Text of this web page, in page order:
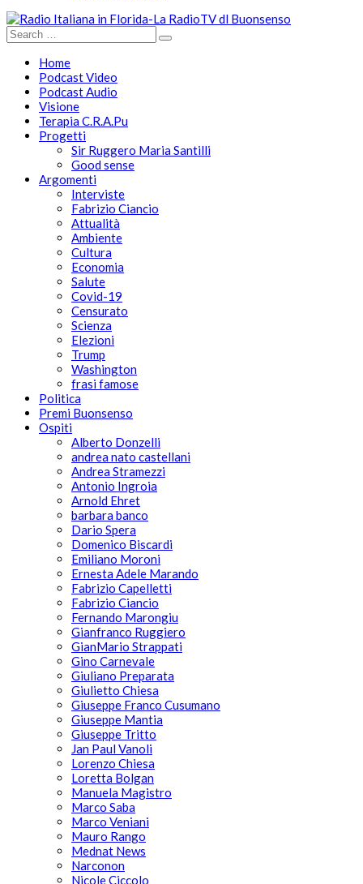
Home
Podcast Video
Podcast Audio
Visione
Terapia C.R.A.Pu
Progetti
Sir Ruggero Maria Santilli
Good sense
Argomenti
Interviste
Fabrizio Ciancio
Attualità
Ambiente
Cultura
Economia
Salute
Covid-19
Censurato
Scienza
Elezioni
Trump
Washington
frasi famose
Politica
Premi Buonsenso
Ospiti
Alberto Donzelli
andrea nato castellani
Andrea Stramezzi
Antonio Ingroia
Arnold Ehret
barbara banco
Dario Spera
Domenico Biscardi
Emiliano Moroni
Ernesta Adele Marando
Fabrizio Capelletti
Fabrizio Ciancio
Fernando Marongiu
Gianfranco Ruggiero
GianMario Strappati
Gino Carnevale
Giuliano Preparata
Giulietto Chiesa
Giuseppe Franco Cusumano
Giuseppe Mantia
Giuseppe Tritto
Jan Paul Vanoli
Lorenzo Chiesa
Loretta Bolgan
Manuela Magistro
Marco Saba
Marco Veniani
Mauro Rango
Mednat News
Narconon
Nicole Ciccolo